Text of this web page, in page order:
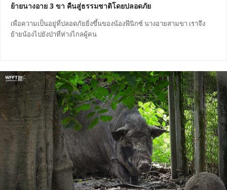
ย้ายนางอาย 3 ขา คืนสู่ธรรมชาติโดยปลอดภัย
เพื่อความเป็นอยู่ที่ปลอดภัยยิ่งขึ้นของน้องฟีนิกซ์ นางอายสามขา เราจึง
ย้ายน้องไปยังป่าที่ห่างไกลผู้คน